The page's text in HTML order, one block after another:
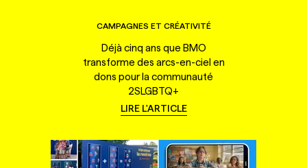
CAMPAGNES ET CRÉATIVITÉ
Déjà cinq ans que BMO
transforme des arcs-en-ciel en
dons pour la communauté
2SLGBTQ+
LIRE L'ARTICLE